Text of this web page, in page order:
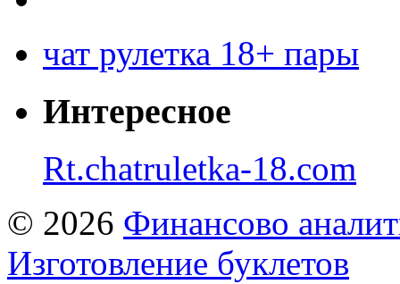
чат рулетка 18+ пары
Интересное
Rt.chatruletka-18.com
© 2026 Финансово
Изготовление буклетов